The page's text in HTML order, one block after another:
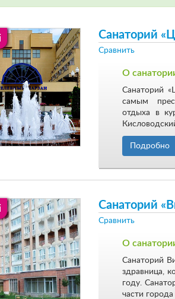
Санаторий
Сравнить
О
Санаторий
самым
отдыха в
Подробно
Санаторий
Сравнить
О
Санаторий
здравница,
году.
части